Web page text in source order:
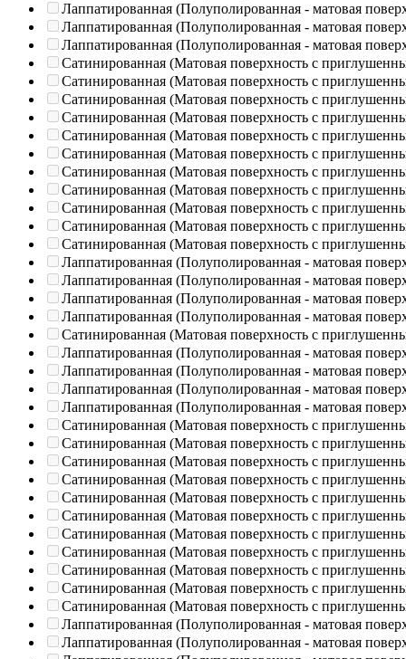
Лаппатированная (Полуполированная - матовая
Лаппатированная (Полуполированная - матовая
Лаппатированная (Полуполированная - матовая
Сатинированная (Матовая поверхность с
Сатинированная (Матовая поверхность с
Сатинированная (Матовая поверхность с
Сатинированная (Матовая поверхность с
Сатинированная (Матовая поверхность с
Сатинированная (Матовая поверхность с
Сатинированная (Матовая поверхность с
Сатинированная (Матовая поверхность с
Сатинированная (Матовая поверхность с
Сатинированная (Матовая поверхность с
Сатинированная (Матовая поверхность с
Лаппатированная (Полуполированная - матовая
Лаппатированная (Полуполированная - матовая
Лаппатированная (Полуполированная - матовая
Лаппатированная (Полуполированная - матовая
Сатинированная (Матовая поверхность с
Лаппатированная (Полуполированная - матовая
Лаппатированная (Полуполированная - матовая
Лаппатированная (Полуполированная - матовая
Лаппатированная (Полуполированная - матовая
Сатинированная (Матовая поверхность с
Сатинированная (Матовая поверхность с
Сатинированная (Матовая поверхность с
Сатинированная (Матовая поверхность с
Сатинированная (Матовая поверхность с
Сатинированная (Матовая поверхность с
Сатинированная (Матовая поверхность с
Сатинированная (Матовая поверхность с
Сатинированная (Матовая поверхность с
Сатинированная (Матовая поверхность с
Сатинированная (Матовая поверхность с
Лаппатированная (Полуполированная - матовая
Лаппатированная (Полуполированная - матовая